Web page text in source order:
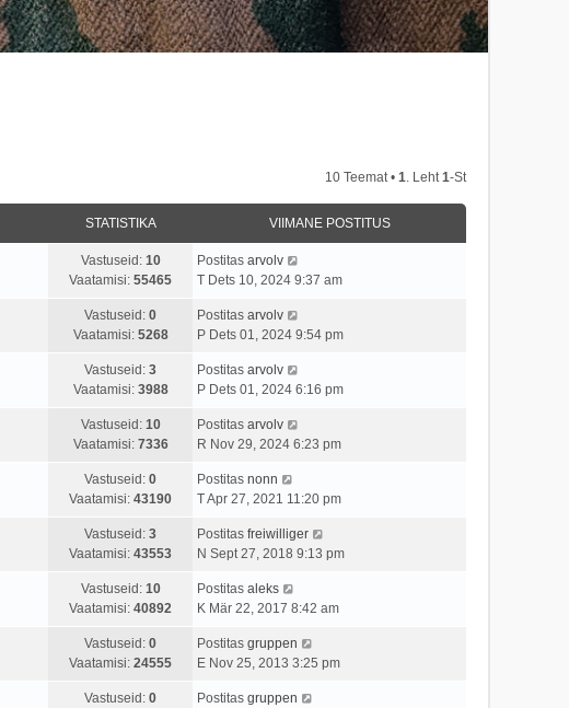
10 Teemat • 1. Leht1-st
STATISTIKA VIIMANE POSTITUS
Vastuseid: 10
Vaatamisi: 55465
Postitas arvolv
T Dets 10, 2024 9:37 am
Vastuseid: 0
Vaatamisi: 5268
Postitas arvolv
P Dets 01, 2024 9:54 pm
Vastuseid: 3
Vaatamisi: 3988
Postitas arvolv
P Dets 01, 2024 6:16 pm
Vastuseid: 10
Vaatamisi: 7336
Postitas arvolv
R Nov 29, 2024 6:23 pm
Vastuseid: 0
Vaatamisi: 43190
Postitas nonn
T Apr 27, 2021 11:20 pm
Vastuseid: 3
Vaatamisi: 43553
Postitas freiwilliger
N Sept 27, 2018 9:13 pm
Vastuseid: 10
Vaatamisi: 40892
Postitas aleks
K Mär 22, 2017 8:42 am
Vastuseid: 0
Vaatamisi: 24555
Postitas gruppen
E Nov 25, 2013 3:25 pm
Vastuseid: 0
Postitas gruppen